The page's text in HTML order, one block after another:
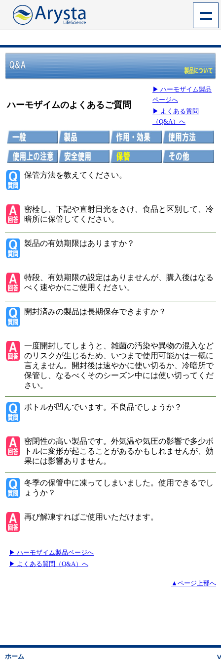
ハーモザイムのよくあるご質問
▶ ハーモザイム製品
ページへ
▶ よくある質問
（Q&A）へ
保管方法を教えてください。
密栓し、下記や直射日光をさけ、食品と区別して、冷
暗所に保管してください。
製品の有効期限はありますか？
特段、有効期限の設定はありませんが、購入後はなる
べく速やかにご使用ください。
開封済みの製品は長期保存できますか？
一度開封してしまうと、雑菌の汚染や異物の混入など
のリスクが生じるため、いつまで使用可能かは一概に
言えません。開封後は速やかに使い切るか、冷暗所で
保管し、なるべくそのシーズン中には使い切ってくだ
さい。
ボトルが凹んでいます。不良品でしょうか？
密閉性の高い製品です。外気温や気圧の影響で多少ボ
トルに変形が起こることがあるかもしれませんが、効
果には影響ありません。
冬季の保管中に凍ってしまいました。使用できるでし
ょうか？
再び解凍すればご使用いただけます。
▶ ハーモザイム製品ページへ
▶ よくある質問（Q&A）へ
▲ページ上部へ
ホーム